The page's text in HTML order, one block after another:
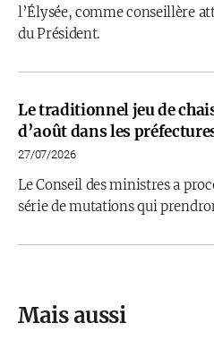
l’Élysée, comme conseillère
du Président.
Le traditionnel jeu de
d’août dans les
27/07/2026
Le Conseil des ministres a
série de mutations qui
Mais aussi